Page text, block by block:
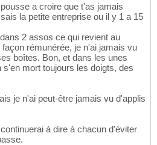
a croire que t'as jamais
la petite entreprise ou il y 1 a 15
2 assos ce qui revient au
rémunérée, je n'ai jamais vu
boîtes. Bon, et dans les unes
mort toujours les doigts, des
je n'ai peut-être jamais vu d'applis
à dire à chacun d'éviter